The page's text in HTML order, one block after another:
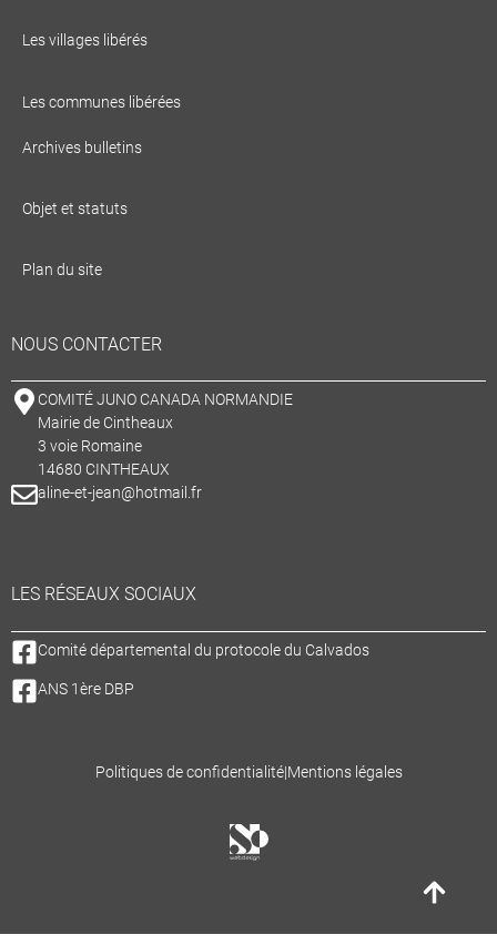
Les villages libérés
Les communes libérées
Archives bulletins
Objet et statuts
Plan du site
NOUS CONTACTER
COMITÉ JUNO CANADA NORMANDIE
Mairie de Cintheaux
3 voie Romaine
14680 CINTHEAUX
aline-et-jean@hotmail.fr
LES RÉSEAUX SOCIAUX
Comité départemental du protocole du Calvados
ANS 1ère DBP
Politiques de confidentialité|Mentions légales